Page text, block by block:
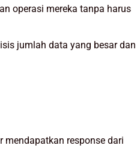
operasi mereka tanpa harus
jumlah data yang besar dan
response dari